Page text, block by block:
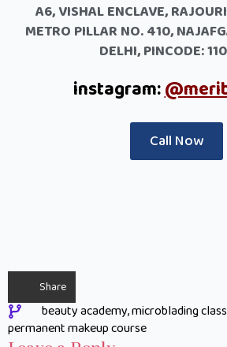
A6, VISHAL ENCLAVE,
METRO PILLAR NO. 410,
DELHI, PINCODE:
instagram:
Call Now
Share
beauty academy microblading
permanent makeup course